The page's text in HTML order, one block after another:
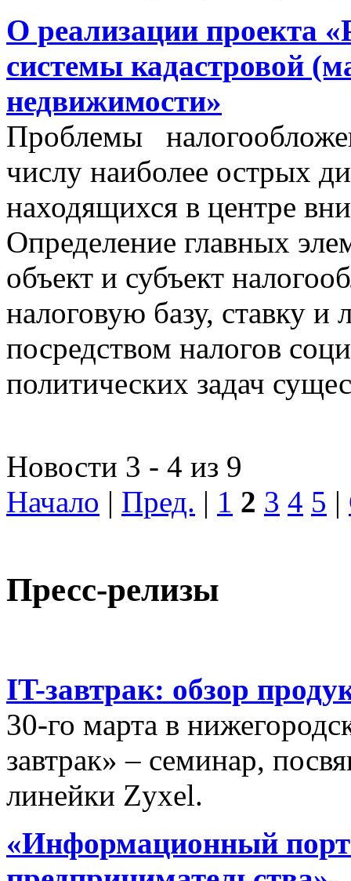
О реализации проекта
системы кадастровой
недвижимости»
Проблемы
числу наиболее острых
находящихся в центре
Определение главных
объект и субъект
налоговую базу, ставку и
посредством налогов
политических задач
Новости 3 - 4 из 9
Начало | Пред. | 1 2 3 4 5 |
Пресс-релизы
IT-завтрак: обзор
30-го марта в
завтрак» – семинар,
линейки Zyxel.
«Информационный